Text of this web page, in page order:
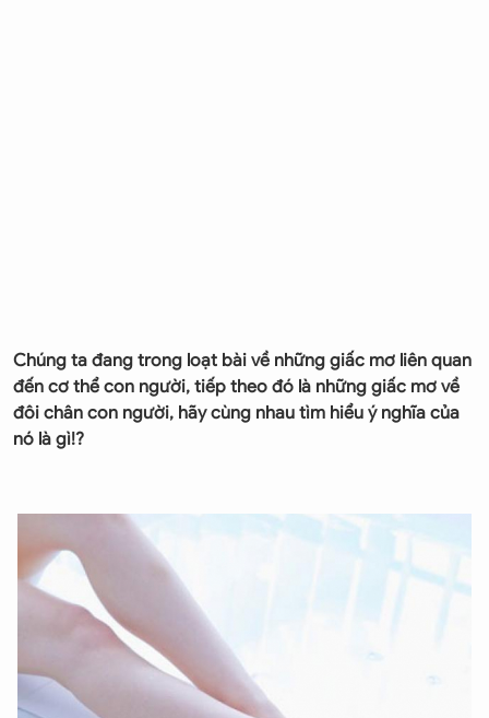
Chúng ta đang trong loạt bài về những giấc mơ liên quan
đến cơ thể con người, tiếp theo đó là những giấc mơ về
đôi chân con người, hãy cùng nhau tìm hiểu ý nghĩa của
nó là gì!?